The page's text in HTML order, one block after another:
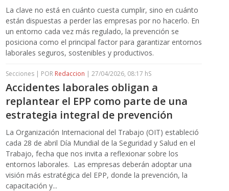
La clave no está en cuánto cuesta cumplir, sino en cuánto
están dispuestas a perder las empresas por no hacerlo. En
un entorno cada vez más regulado, la prevención se
posiciona como el principal factor para garantizar entornos
laborales seguros, sostenibles y productivos.
Secciones | POR Redaccion | 27/04/2026, 08:17 hS
Accidentes laborales obligan a
replantear el EPP como parte de una
estrategia integral de prevención
La Organización Internacional del Trabajo (OIT) estableció
cada 28 de abril Día Mundial de la Seguridad y Salud en el
Trabajo, fecha que nos invita a reflexionar sobre los
entornos laborales. Las empresas deberán adoptar una
visión más estratégica del EPP, donde la prevención, la
capacitación y...